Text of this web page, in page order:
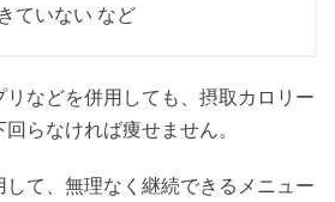
ていない など
などを併用しても、摂取カロリー
らなければ痩せません。
て、無理なく継続できるメニュー